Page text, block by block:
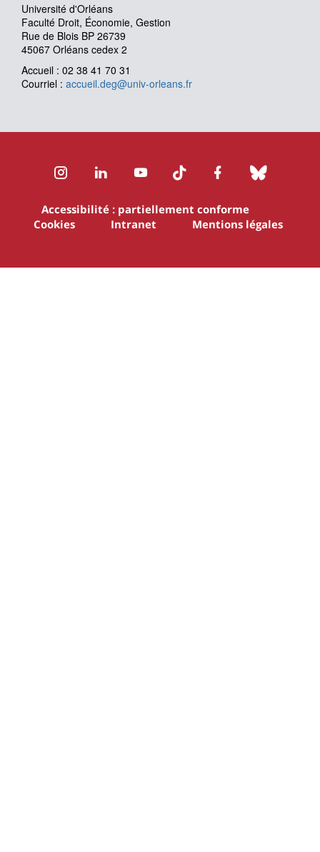
Université d'Orléans
Faculté Droit, Économie, Gestion
Rue de Blois BP 26739
45067 Orléans cedex 2
Accueil : 02 38 41 70 31
Courriel : accueil.deg@univ-orleans.fr
InstagramLinkedInYoutubeTikTok Facebook
Accessibilité : partiellement conforme
Cookies
Intranet Mentions légales